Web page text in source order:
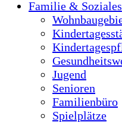
Familie & Soziales
Jugend
Senioren
Familienbüro
Spielplätze